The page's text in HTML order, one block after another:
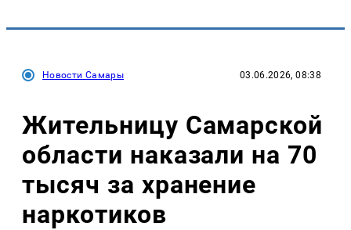
Новости Самары 03.06.2026, 08:38
Жительницу Самарской
области наказали на 70
тысяч за хранение
наркотиков